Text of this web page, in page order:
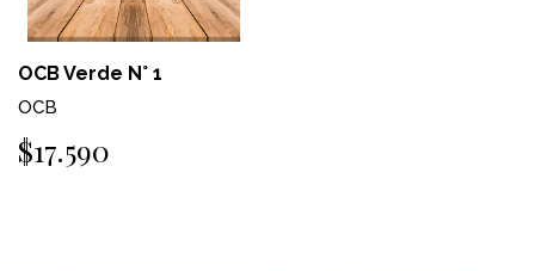
OCB Verde N° 1
OCB
$17.590